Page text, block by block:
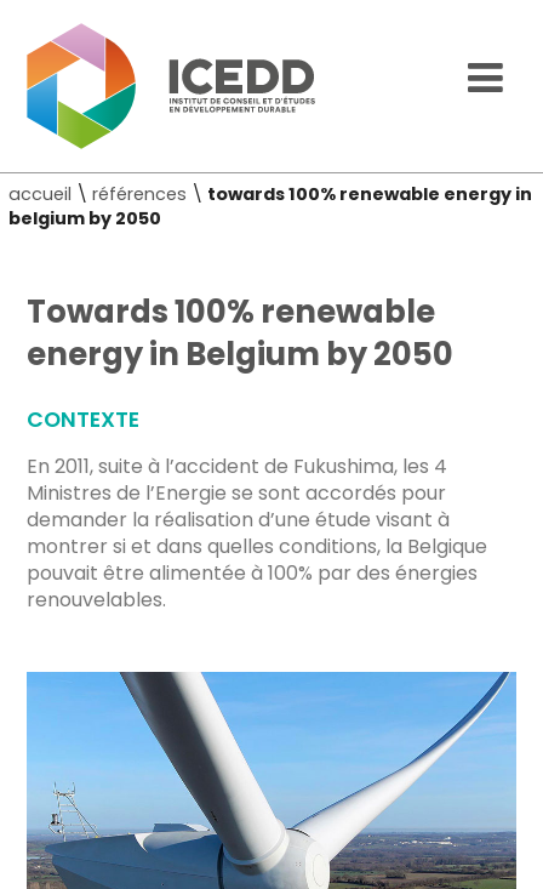
accueil \références \ towards 100% renewable energy in
belgium by 2050
Towards 100% renewable
energy in Belgium by 2050
CONTEXTE
En 2011, suite à l’accident de Fukushima, les 4
Ministres de l’Energie se sont accordés pour
demander la réalisation d’une étude visant à
montrer si et dans quelles conditions, la Belgique
pouvait être alimentée à 100% par des énergies
renouvelables.